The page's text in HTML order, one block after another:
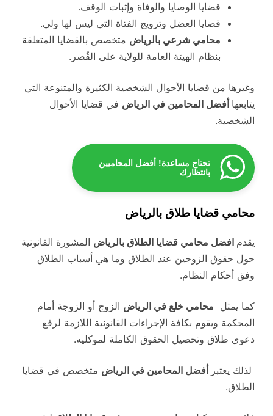
قضايا الوصايا والوفاة وإثبات الوقف.
قضايا العضل وتزويج الفتاة التي ليس لها ولي.
محامي شرعي بالرياض متخصص بالقضايا المتعلقة
بنظام الهيئة العامة للولاية على القُصر.
وغيرها من قضايا الأحوال الشخصية الكثيرة والمتنوعة التي
يتابعها أفضل المحامين في الرياض في قضايا الأحوال
الشخصية.
تحتاج مساعدة! أفضل المحاميين
بانتظارك
محامي قضايا طلاق بالرياض
يقدم افضل محامي قضايا الطلاق بالرياض المشورة القانونية
حول حقوق الزوجين عند الطلاق وما هي أسباب الطلاق
وفق أحكام النظام.
كما يمثل محامي خلع في الرياض الزوج أو الزوجة أمام
المحكمة ويقوم بكافة الإجراءات القانونية اللازمة لرفع
دعوى طلاق وتحصيل الحقوق الكاملة لموكليه.
لذلك يعتبر أفضل المحامين في الرياض متخصص في قضايا
الطلاق.